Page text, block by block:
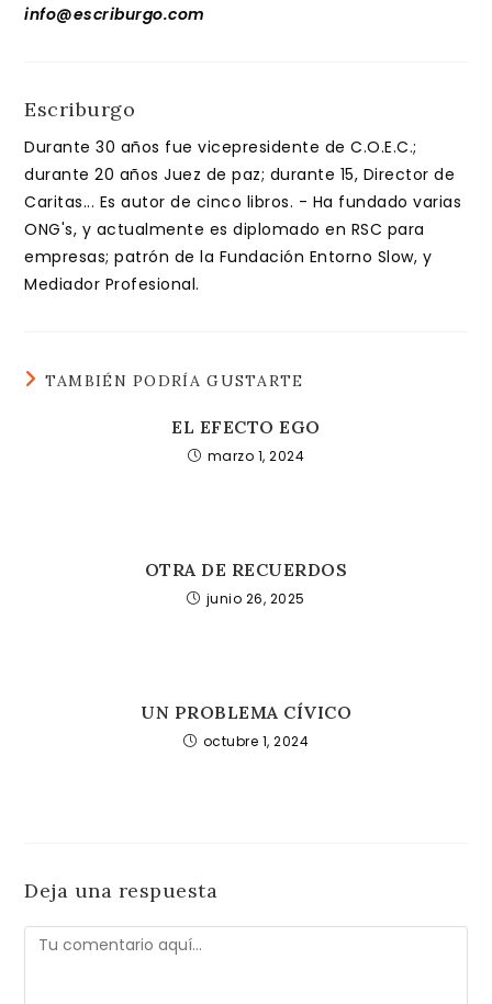
info@escriburgo.com
Escriburgo
Durante 30 años fue vicepresidente de C.O.E.C.;
durante 20 años Juez de paz; durante 15, Director de
Caritas... Es autor de cinco libros. - Ha fundado varias
ONG's, y actualmente es diplomado en RSC para
empresas; patrón de la Fundación Entorno Slow, y
Mediador Profesional.
TAMBIÉN PODRÍA GUSTARTE
EL EFECTO EGO
marzo 1, 2024
OTRA DE RECUERDOS
junio 26, 2025
UN PROBLEMA CÍVICO
octubre 1, 2024
Deja una respuesta
Comentario